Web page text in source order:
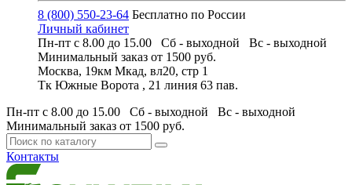
8 (800) 550-23-64 Бесплатно по России
Личный кабинет
Пн-пт с 8.00 до 15.00 Сб - выходной Вс - выходной
Минимальный заказ от 1500 руб.
Москва, 19км Мкад, вл20, стр 1
Тк Южные Ворота , 21 линия 63 пав.
Пн-пт с 8.00 до 15.00 Сб - выходной Вс - выходной
Минимальный заказ от 1500 руб.
Контакты